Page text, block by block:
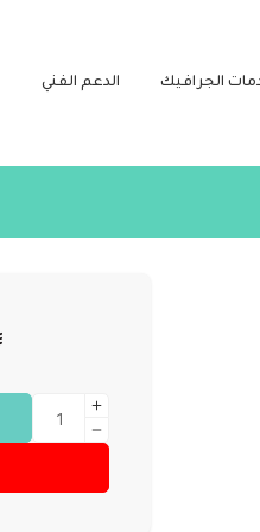
الجرافيك الدعم الفني